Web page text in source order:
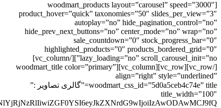
[woodmart_products layout=”carousel” speed=”3000″
product_hover=”quick” taxonomies=”50″ slides_per_view=”3″
autoplay=”no” hide_pagination_control=”no”
hide_prev_next_buttons=”no” center_mode=”no” wrap=”no”
sale_countdown=”0″ stock_progress_bar=”0″
highlighted_products=”0″ products_bordered_grid=”0″
lazy_loading=”no” scroll_carousel_init=”no”][/vc_column]
[/vc_row][vc_row][vc_column][woodmart_title color=”primary”
align=”right” style=”underlined”
woodmart_css_id=”5d0a5ceb4c74e” title=”گالری تصاویر :”
title_width=”100″